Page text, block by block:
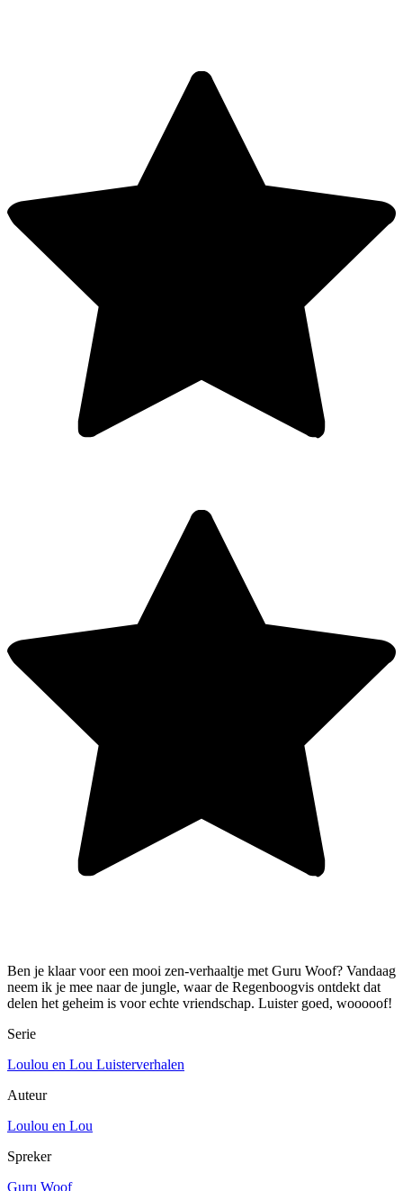
Ben je klaar voor een mooi zen-verhaaltje met Guru Woof? Vandaag
neem ik je mee naar de jungle, waar de Regenboogvis ontdekt dat
delen het geheim is voor echte vriendschap. Luister goed, wooooof!
Serie
Loulou en Lou Luisterverhalen
Auteur
Loulou en Lou
Spreker
Guru Woof